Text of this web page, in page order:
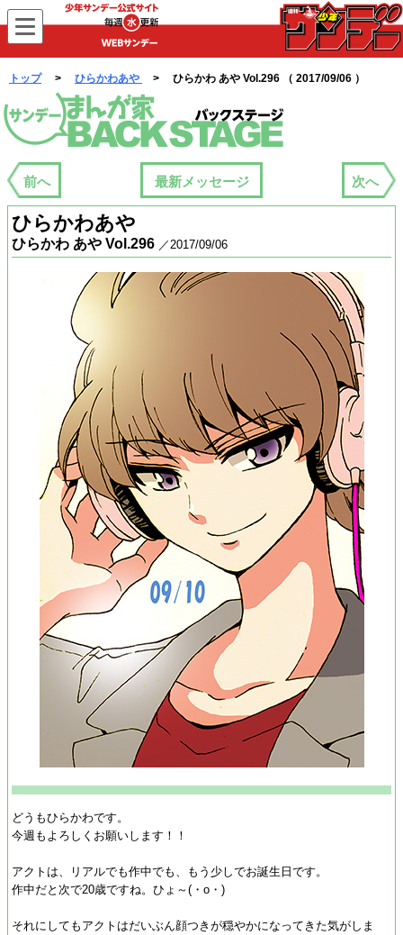
WEBサンデー
トップ> ひらかわあや > ひらかわ あや Vol.296 （ 2017/09/06 ）
まんが家バックステージ
前へ 最新メッセージ 次へ
ひらかわあや
ひらかわ あや Vol.296 ／2017/09/06
どうもひらかわです。
今週もよろしくお願いします！！
アクトは、リアルでも作中でも、もう少しでお誕生日です。
作中だと次で20歳ですね。ひょ～(・o・)
それにしてもアクトはだいぶん顔つきが穏やかになってきた気がしま